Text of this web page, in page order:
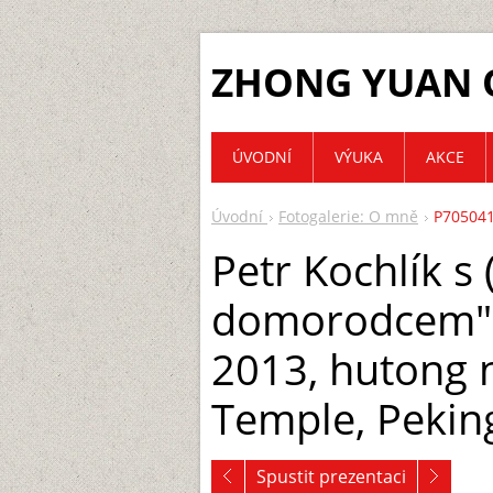
ZHONG YUAN
Úvodní Fotogalerie: O mně
Petr Kochlík s
2013, hutong
Temple,
Spustit prezentaci
ÚVODNÍ VÝUKA AKCE